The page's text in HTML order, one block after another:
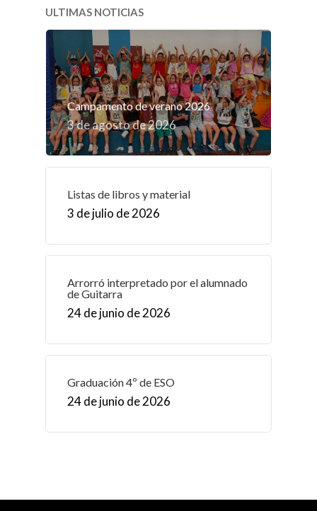
ULTIMAS NOTICIAS
Campamento de verano 2026
3 de agosto de 2026
Listas de libros y material
3 de julio de 2026
Arrorró interpretado por el alumnado
de Guitarra
24 de junio de 2026
Graduación 4º de ESO
24 de junio de 2026